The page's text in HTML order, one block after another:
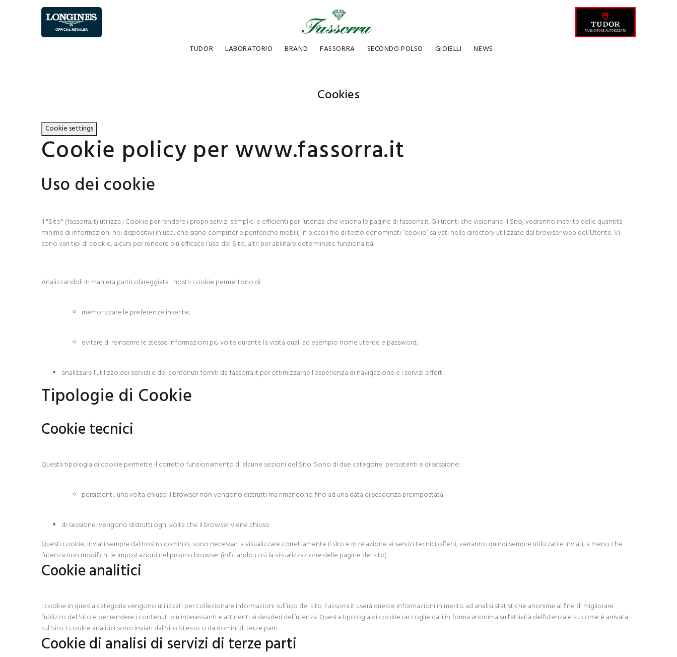
TUDOR LABORATORIO BRAND FASSORRA SECONDO POLSO GIOIELLI NEWS
Cookies
Cookie settings
Cookie policy per www.fassorra.it
Uso dei cookie
Il "Sito" (fassorra.it) utilizza i Cookie per rendere i propri servizi semplici e efficienti per l’utenza che visiona le pagine di fassorra.it. Gli utenti che visionano il Sito, vedranno inserite delle quantità
minime di informazioni nei dispositivi in uso, che siano computer e periferiche mobili, in piccoli file di testo denominati “cookie” salvati nelle directory utilizzate dal browser web dell’Utente. Vi
sono vari tipi di cookie, alcuni per rendere più efficace l’uso del Sito, altri per abilitare determinate funzionalità.
Analizzandoli in maniera particolareggiata i nostri cookie permettono di:
memorizzare le preferenze inserite;
evitare di reinserire le stesse informazioni più volte durante la visita quali ad esempio nome utente e password;
analizzare l’utilizzo dei servizi e dei contenuti forniti da fassorra.it per ottimizzarne l’esperienza di navigazione e i servizi offerti.
Tipologie di Cookie
Cookie tecnici
Questa tipologia di cookie permette il corretto funzionamento di alcune sezioni del Sito. Sono di due categorie: persistenti e di sessione:
persistenti: una volta chiuso il browser non vengono distrutti ma rimangono fino ad una data di scadenza preimpostata
di sessione: vengono distrutti ogni volta che il browser viene chiuso
Questi cookie, inviati sempre dal nostro dominio, sono necessari a visualizzare correttamente il sito e in relazione ai servizi tecnici offerti, verranno quindi sempre utilizzati e inviati, a meno che
l’utenza non modifichi le impostazioni nel proprio browser (inficiando così la visualizzazione delle pagine del sito).
Cookie analitici
I cookie in questa categoria vengono utilizzati per collezionare informazioni sull’uso del sito. Fassorra.it userà queste informazioni in merito ad analisi statistiche anonime al fine di migliorare
l’utilizzo del Sito e per rendere i contenuti più interessanti e attinenti ai desideri dell’utenza. Questa tipologia di cookie raccoglie dati in forma anonima sull’attività dell’utenza e su come è arrivata
sul Sito. I cookie analitici sono inviati dal Sito Stesso o da domini di terze parti.
Cookie di analisi di servizi di terze parti